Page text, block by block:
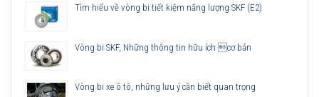
Tìm hiểu về vòng bi tiết kiệm năng lượng SKF (E2)
Vòng bi SKF, Những thông tin hữu ích cơ bản
Vòng bi xe ô tô, những lưu ý cần biết quan trọng